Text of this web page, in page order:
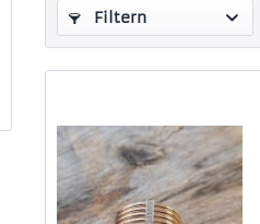
Filtern